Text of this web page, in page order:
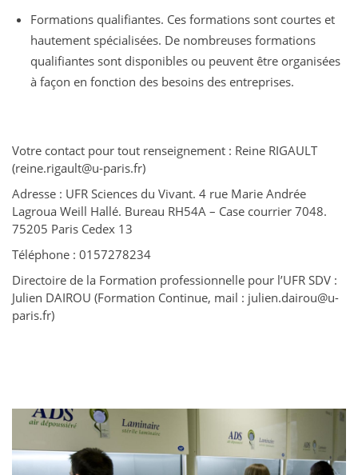
Formations qualifiantes. Ces formations sont courtes et
hautement spécialisées. De nombreuses formations
qualifiantes sont disponibles ou peuvent être organisées
à façon en fonction des besoins des entreprises.
Votre contact pour tout renseignement : Reine RIGAULT
(reine.rigault@u-paris.fr)
Adresse : UFR Sciences du Vivant. 4 rue Marie Andrée
Lagroua Weill Hallé. Bureau RH54A – Case courrier 7048.
75205 Paris Cedex 13
Téléphone : 0157278234
Directoire de la Formation professionnelle pour l’UFR SDV :
Julien DAIROU (Formation Continue, mail : julien.dairou@u-
paris.fr)